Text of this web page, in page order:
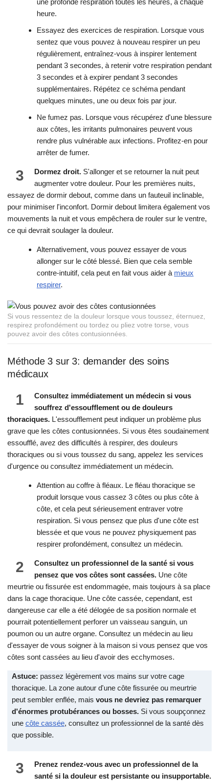
une profonde respiration toutes les heures, à chaque
heure.
Essayez des exercices de respiration. Lorsque vous
sentez que vous pouvez à nouveau respirer un peu
régulièrement, entraînez-vous à inspirer lentement
pendant 3 secondes, à retenir votre respiration pendant
3 secondes et à expirer pendant 3 secondes
supplémentaires. Répétez ce schéma pendant
quelques minutes, une ou deux fois par jour.
Ne fumez pas. Lorsque vous récupérez d'une blessure
aux côtes, les irritants pulmonaires peuvent vous
rendre plus vulnérable aux infections. Profitez-en pour
arrêter de fumer.
3 Dormez droit. S'allonger et se retourner la nuit peut
augmenter votre douleur. Pour les premières nuits,
essayez de dormir debout, comme dans un fauteuil inclinable,
pour minimiser l'inconfort. Dormir debout limitera également vos
mouvements la nuit et vous empêchera de rouler sur le ventre,
ce qui devrait soulager la douleur.
Alternativement, vous pouvez essayer de vous
allonger sur le côté blessé. Bien que cela semble
contre-intuitif, cela peut en fait vous aider à mieux
respirer.
Si vous ressentez de la douleur lorsque vous toussez, éternuez,
respirez profondément ou tordez ou pliez votre torse, vous
pouvez avoir des côtes contusionnées.
Méthode 3 sur 3: demander des soins
médicaux
1
Consultez immédiatement un médecin si vous
souffrez d'essoufflement ou de douleurs
thoraciques. L'essoufflement peut indiquer un problème plus
grave que les côtes contusionnées. Si vous êtes soudainement
essoufflé, avez des difficultés à respirer, des douleurs
thoraciques ou si vous toussez du sang, appelez les services
d'urgence ou consultez immédiatement un médecin.
Attention au coffre à fléaux. Le fléau thoracique se
produit lorsque vous cassez 3 côtes ou plus côte à
côte, et cela peut sérieusement entraver votre
respiration. Si vous pensez que plus d'une côte est
blessée et que vous ne pouvez physiquement pas
respirer profondément, consultez un médecin.
2
Consultez un professionnel de la santé si vous
pensez que vos côtes sont cassées. Une côte
meurtrie ou fissurée est endommagée, mais toujours à sa place
dans la cage thoracique. Une côte cassée, cependant, est
dangereuse car elle a été délogée de sa position normale et
pourrait potentiellement perforer un vaisseau sanguin, un
poumon ou un autre organe. Consultez un médecin au lieu
d'essayer de vous soigner à la maison si vous pensez que vos
côtes sont cassées au lieu d'avoir des ecchymoses.
Astuce: passez légèrement vos mains sur votre cage
thoracique. La zone autour d'une côte fissurée ou meurtrie
peut sembler enflée, mais vous ne devriez pas remarquer
d'énormes protubérances ou bosses. Si vous soupçonnez
une côte cassée, consultez un professionnel de la santé dès
que possible.
3
Prenez rendez-vous avec un professionnel de la
santé si la douleur est persistante ou insupportable.